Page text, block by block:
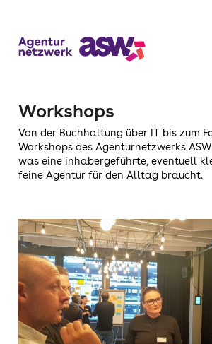
Workshops
Von der Buchhaltung über IT bis zum
Workshops des Agenturnetzwerks
was eine inhabergeführte, eventuell
feine Agentur für den Alltag braucht.